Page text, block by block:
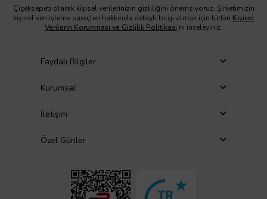
Çiçeksepeti olarak kişisel verilerinizin gizliliğini önemsiyoruz. Şirketimizin
kişisel veri işleme süreçleri hakkında detaylı bilgi almak için lütfen Kişisel
Verilerin Korunması ve Gizlilik Politikası’nı inceleyiniz.
Faydalı Bilgiler
Kurumsal
İletişim
Özel Günler